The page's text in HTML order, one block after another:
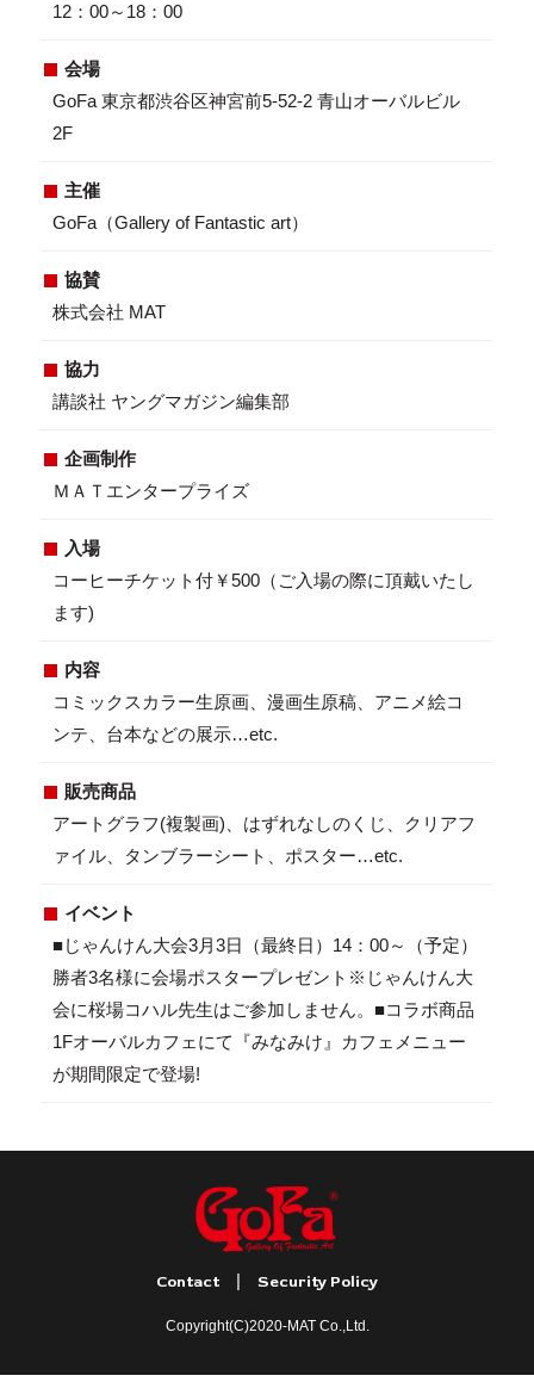
12：00～18：00
会場
GoFa 東京都渋谷区神宮前5-52-2 青山オーバルビル
2F
主催
GoFa（Gallery of Fantastic art）
協賛
株式会社 MAT
協力
講談社 ヤングマガジン編集部
企画制作
ＭＡＴエンタープライズ
入場
コーヒーチケット付￥500（ご入場の際に頂戴いたし
ます)
内容
コミックスカラー生原画、漫画生原稿、アニメ絵コ
ンテ、台本などの展示…etc.
販売商品
アートグラフ(複製画)、はずれなしのくじ、クリアフ
ァイル、タンブラーシート、ポスター…etc.
イベント
■じゃんけん大会3月3日（最終日）14：00～（予定）
勝者3名様に会場ポスタープレゼント※じゃんけん大
会に桜場コハル先生はご参加しません。■コラボ商品
1Fオーバルカフェにて『みなみけ』カフェメニュー
が期間限定で登場!
Contact Security Policy
Copyright(C)2020-MAT Co.,Ltd.